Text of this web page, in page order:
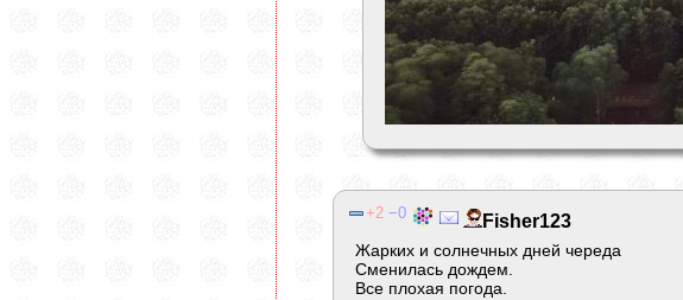
2 0 Fisher123
Жарких и солнечных дней череда
Сменилась дождем.
Все плохая погода.